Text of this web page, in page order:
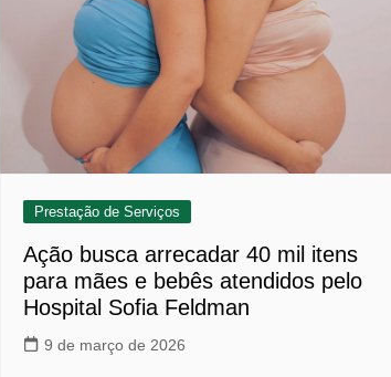
Prestação de Serviços
Ação busca arrecadar 40 mil itens
para mães e bebês atendidos pelo
Hospital Sofia Feldman
9 de março de 2026